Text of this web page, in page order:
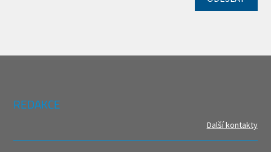
REDAKCE
Další kontakty